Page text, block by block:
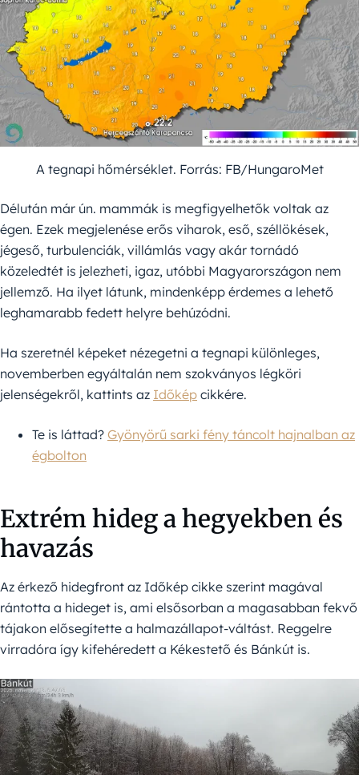
A tegnapi hőmérséklet. Forrás: FB/HungaroMet
Délután már ún. mammák is megfigyelhetők voltak az
égen. Ezek megjelenése erős viharok, eső, széllökések,
jégeső, turbulenciák, villámlás vagy akár tornádó
közeledtét is jelezheti, igaz, utóbbi Magyarországon nem
jellemző. Ha ilyet látunk, mindenképp érdemes a lehető
leghamarabb fedett helyre behúzódni.
Ha szeretnél képeket nézegetni a tegnapi különleges,
novemberben egyáltalán nem szokványos légköri
jelenségekről, kattints az Időkép cikkére.
Te is láttad? Gyönyörű sarki fény táncolt hajnalban az
égbolton
Extrém hideg a hegyekben és
havazás
Az érkező hidegfront az Időkép cikke szerint magával
rántotta a hideget is, ami elsősorban a magasabban fekvő
tájakon elősegítette a halmazállapot-váltást. Reggelre
virradóra így kifehéredett a Kékestető és Bánkút is.